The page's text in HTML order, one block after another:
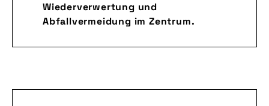
Wiederverwertung und
Abfallvermeidung im Zentrum.